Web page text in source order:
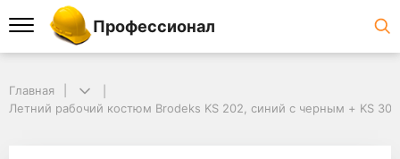
Профессионал
Главная
Летний рабочий костюм Brodeks KS 202, синий с черным + KS